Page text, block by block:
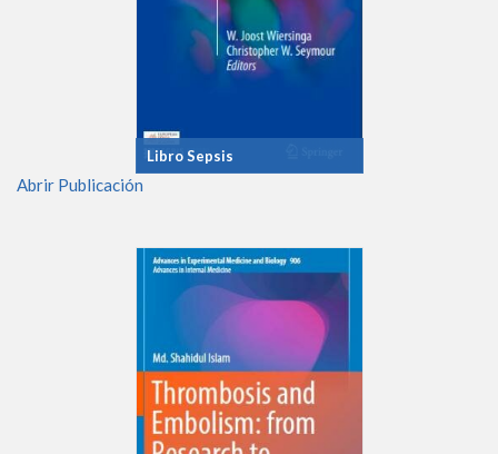
Libro Sepsis
Abrir Publicación